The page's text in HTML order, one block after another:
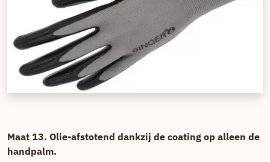
Maat 13. Olie-afstotend dankzij de coating op alleen de
handpalm.